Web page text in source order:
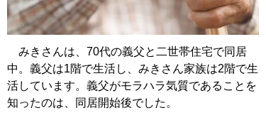
みきさんは、70代の義父と二世帯住宅で同居
中。義父は1階で生活し、みきさん家族は2階で生
活しています。義父がモラハラ気質であることを
知ったのは、同居開始後でした。